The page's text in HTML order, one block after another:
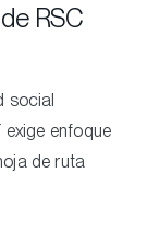
RSC
social
enfoque
de ruta